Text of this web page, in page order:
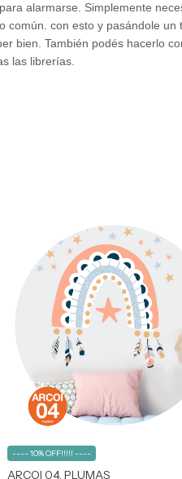
alarmarse. Simplemente
común. con esto y pasándole un
bien. También podés hacerlo
las librerías.
ARCOI 04. PLUMAS
---- 10% OFF!!!!! ----